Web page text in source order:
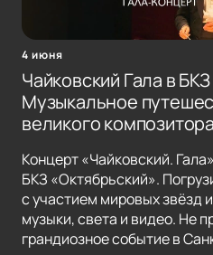
4 июня
Чайковский Гала в
Музыкальное
великого композитора
Концерт «Чайковский.
БКЗ «Октябрьский».
с участием мировых звёзд
музыки, света и видео. Не
грандиозное событие в